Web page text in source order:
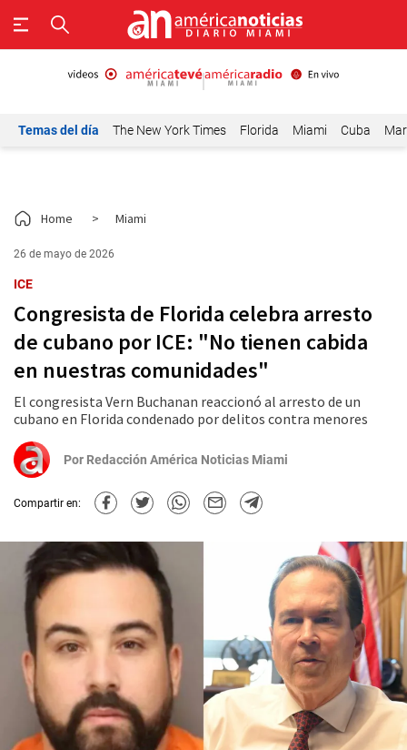
Temas del día The New York Times Florida Miami Cuba
Home > Miami
26 de mayo de 2026
ICE
Congresista de Florida celebra arresto
de cubano por ICE: "No tienen cabida
en nuestras comunidades"
El congresista Vern Buchanan reaccionó al arresto de un
cubano en Florida condenado por delitos contra menores
Por Redacción América Noticias Miami
Compartir en: